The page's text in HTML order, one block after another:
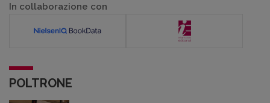
In collaborazione con
POLTRONE